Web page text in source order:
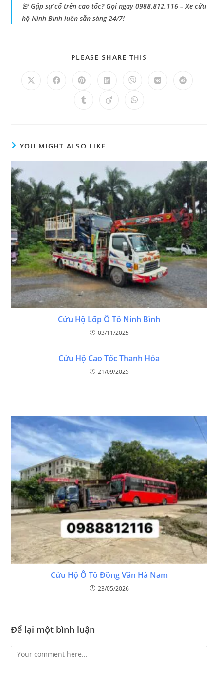
🚨 Gặp sự cố trên cao tốc? Gọi ngay 0988.812.116 – Xe cứu
hộ Ninh Bình luôn sẵn sàng 24/7!
PLEASE SHARE THIS
YOU MIGHT ALSO LIKE
Cứu Hộ Lốp Ô Tô Ninh Bình
03/11/2025
Cứu Hộ Cao Tốc Thanh Hóa
21/09/2025
Cứu Hộ Ô Tô Đồng Văn Hà Nam
23/05/2026
Để lại một bình luận